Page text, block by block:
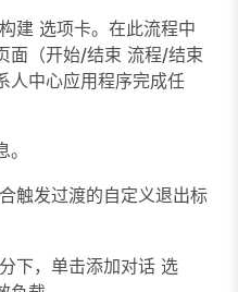
构建 选项卡。在此流程中
面（开始/结束 流程/结束
人中心应用程序完成任
触发过渡的自定义退出标
下，单击添加对话 选